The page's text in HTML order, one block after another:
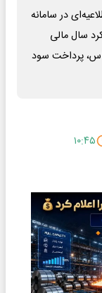
در سامانه
سال مالی
بر این اساس، پرداخت سود
۱۰:۴۵